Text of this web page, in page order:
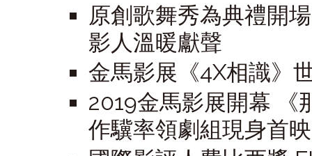
原創歌舞秀為典禮開
影人溫暖獻聲
金馬影展《4X相識》
2019金馬影展開幕 《
作驥率領劇組現身首映